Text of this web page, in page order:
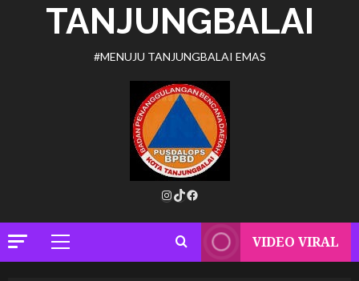
TANJUNGBALAI
#MENUJU TANJUNGBALAI EMAS
Instagram
TikTok
Facebook
Primary
VIDEO VIRAL